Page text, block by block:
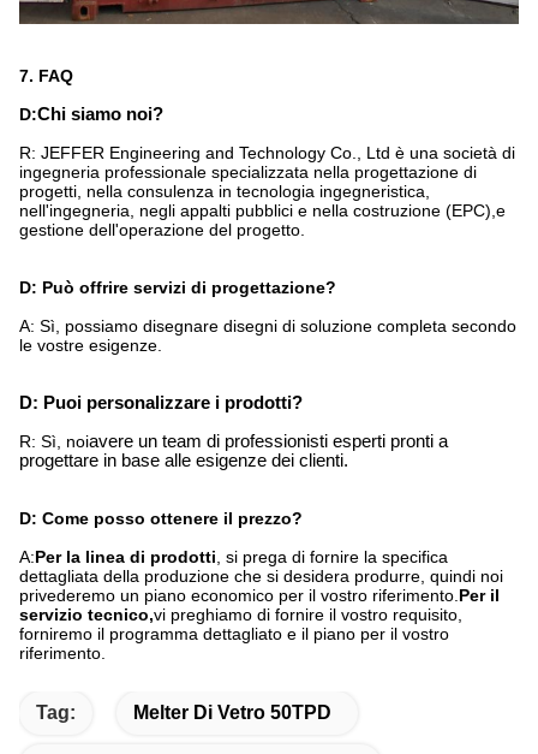
7. FAQ
D:Chi siamo noi?
R: JEFFER Engineering and Technology Co., Ltd è una società di
ingegneria professionale specializzata nella progettazione di
progetti, nella consulenza in tecnologia ingegneristica,
nell'ingegneria, negli appalti pubblici e nella costruzione (EPC),e
gestione dell'operazione del progetto.
D: Può offrire servizi di progettazione?
A: Sì, possiamo disegnare disegni di soluzione completa secondo
le vostre esigenze.
D: Puoi personalizzare i prodotti?
R: Sì, noiavere un team di professionisti esperti pronti a
progettare in base alle esigenze dei clienti.
D: Come posso ottenere il prezzo?
A:Per la linea di prodotti , si prega di fornire la specifica
dettagliata della produzione che si desidera produrre, quindi noi
privederemo un piano economico per il vostro riferimento. Per il
servizio tecnico,vi preghiamo di fornire il vostro requisito,
forniremo il programma dettagliato e il piano per il vostro
riferimento.
Tag: Melter Di Vetro 50TPD